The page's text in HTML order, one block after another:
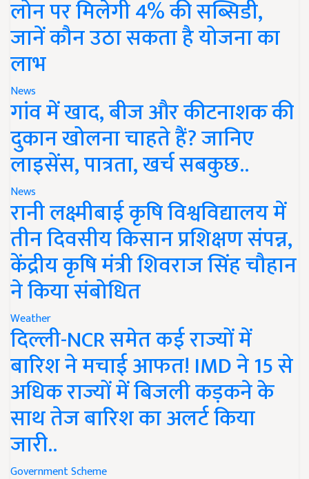
लोन पर मिलेगी 4% की सब्सिडी,
जानें कौन उठा सकता है योजना का
लाभ
News
गांव में खाद, बीज और कीटनाशक की
दुकान खोलना चाहते हैं? जानिए
लाइसेंस, पात्रता, खर्च सबकुछ..
News
रानी लक्ष्मीबाई कृषि विश्वविद्यालय में
तीन दिवसीय किसान प्रशिक्षण संपन्न,
केंद्रीय कृषि मंत्री शिवराज सिंह चौहान
ने किया संबोधित
Weather
दिल्ली-NCR समेत कई राज्यों में
बारिश ने मचाई आफत! IMD ने 15 से
अधिक राज्यों में बिजली कड़कने के
साथ तेज बारिश का अलर्ट किया
जारी..
Government Scheme